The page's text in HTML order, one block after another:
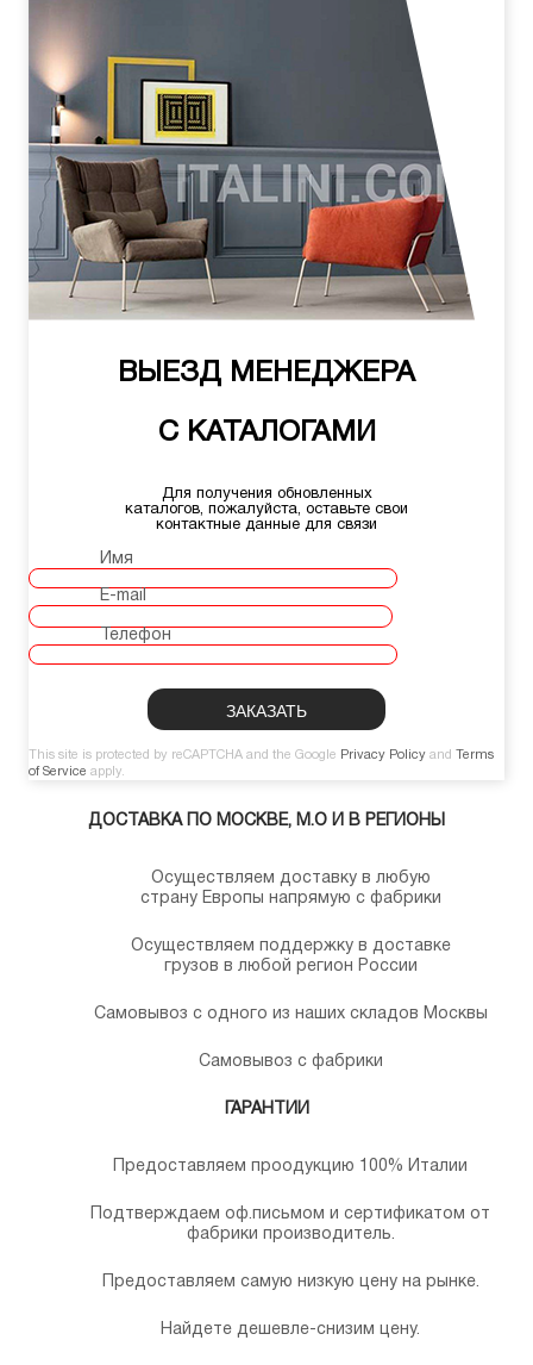
ВЫЕЗД МЕНЕДЖЕРА
С КАТАЛОГАМИ
Для получения обновленных
каталогов, пожалуйста, оставьте свои
контактные данные для связи
Имя
E-mail
Телефон
This site is protected by reCAPTCHA and the Google Privacy Policy and
Terms
of Service apply.
ДОСТАВКА ПО МОСКВЕ, М.О И В РЕГИОНЫ
Осуществляем доставку в любую
страну Европы напрямую с фабрики
Осуществляем поддержку в доставке
грузов в любой регион России
Самовывоз с одного из наших складов Москвы
Самовывоз с фабрики
ГАРАНТИИ
Предоставляем проодукцию 100% Италии
Подтверждаем оф.письмом и сертификатом от
фабрики производитель.
Предоставляем самую низкую цену на рынке.
Найдете дешевле-снизим цену.